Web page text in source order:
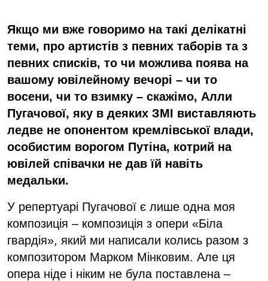
Якщо ми вже говоримо на такі делікатні
теми, про артистів з певних таборів та з
певних списків, то чи можлива поява на
вашому ювілейному вечорі – чи то
восени, чи то взимку – скажімо, Алли
Пугачової, яку в деяких ЗМІ виставляють
ледве не опонентом кремлівської влади,
особистим ворогом Путіна, котрий на
ювілей співачки не дав їй навіть
медальки.
У репертуарі Пугачової є лише одна моя
композиція – композиція з опери «Біла
гвардія», який ми написали колись разом з
композитором Марком Мінковим. Але ця
опера ніде і ніким не була поставлена –